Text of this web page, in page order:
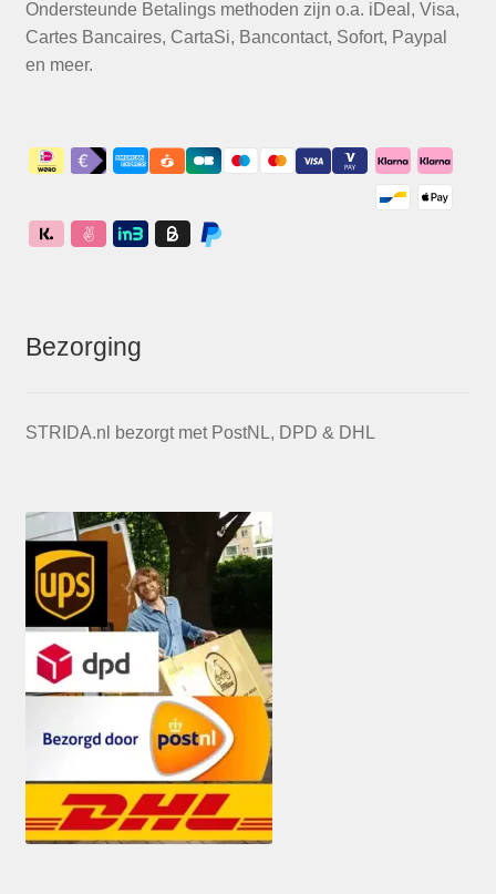
Ondersteunde Betalings methoden zijn o.a. iDeal, Visa,
Cartes Bancaires, CartaSi, Bancontact, Sofort, Paypal
en meer.
Bezorging
STRIDA.nl bezorgt met PostNL, DPD & DHL